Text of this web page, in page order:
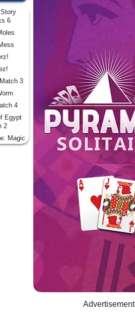
6
3
4
Egypt
2
Magic
Advertisement